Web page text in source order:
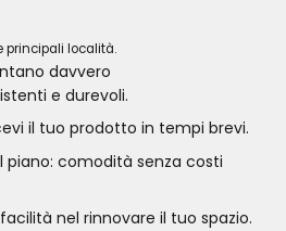
località.
davvero
e durevoli.
il tuo prodotto in tempi brevi.
piano: comodità senza costi
nel rinnovare il tuo spazio.